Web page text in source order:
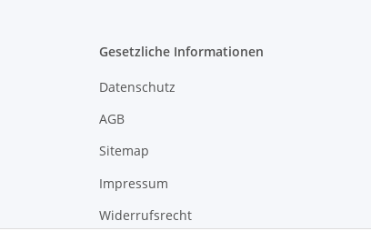
Gesetzliche Informationen
Datenschutz
AGB
Sitemap
Impressum
Widerrufsrecht